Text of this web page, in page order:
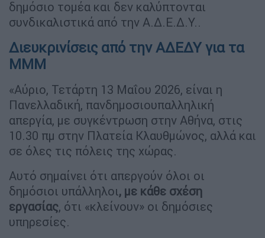
δημόσιο τομέα και δεν καλύπτονται
συνδικαλιστικά από την Α.Δ.Ε.Δ.Υ..
Διευκρινίσεις από την ΑΔΕΔΥ για τα
ΜΜΜ
«Αύριο, Τετάρτη 13 Μαΐου 2026, είναι η
Πανελλαδική, πανδημοσιουπαλληλική
απεργία, με συγκέντρωση στην Αθήνα, στις
10.30 πμ στην Πλατεία Κλαυθμώνος, αλλά και
σε όλες τις πόλεις της χώρας.
Αυτό σημαίνει ότι απεργούν όλοι οι
δημόσιοι υπάλληλοι, με κάθε σχέση
εργασίας, ότι «κλείνουν» οι δημόσιες
υπηρεσίες.